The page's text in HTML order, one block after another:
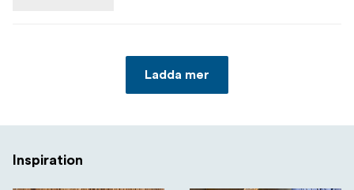
Ladda mer
Inspiration